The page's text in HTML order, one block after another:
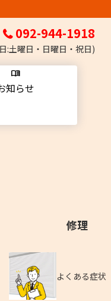
092-944-1918
:土曜日・日曜日・祝日)
知らせ
修理
よくある症状